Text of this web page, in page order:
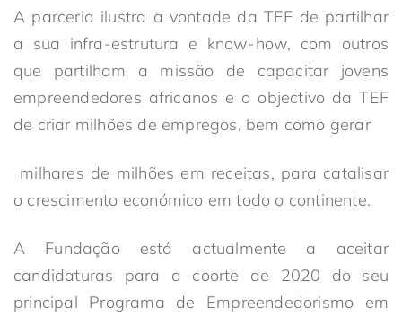
A parceria ilustra a vontade da TEF de partilhar
a sua infra-estrutura e know-how, com outros
que partilham a missão de capacitar jovens
empreendedores africanos e o objectivo da TEF
de criar milhões de empregos, bem como gerar
milhares de milhões em receitas, para catalisar
o crescimento económico em todo o continente.
A Fundação está actualmente a aceitar
candidaturas para a coorte de 2020 do seu
principal Programa de Empreendedorismo em